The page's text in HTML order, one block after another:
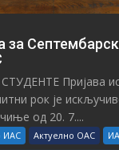
за
Пријава
рок је
од 20. 7....
ИАС Актуелно ОАС